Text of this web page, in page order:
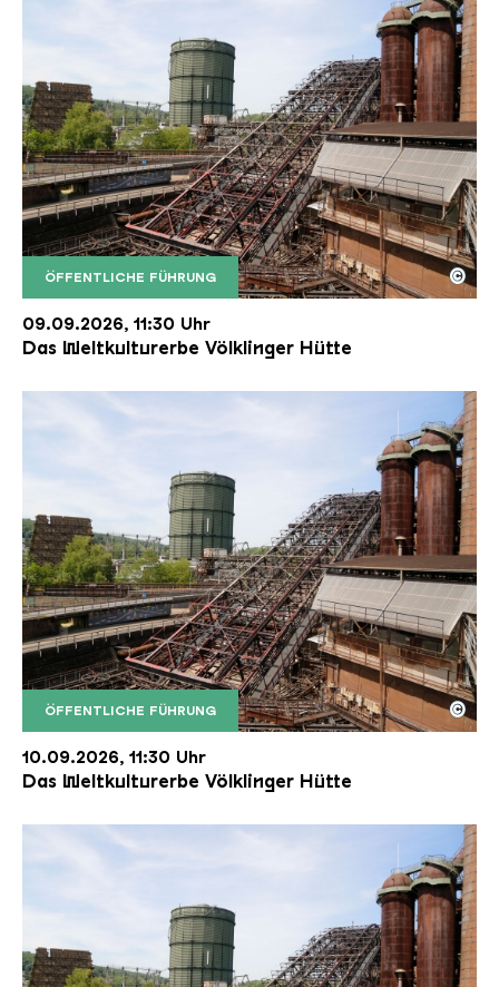
ÖFFENTLICHE FÜHRUNG
Der Erzschrägaufzug der Völklinger Hütte mit
Copyright: Weltkulturerbe Völklinger Hütte | Karl
©
09.09.2026, 11:30 Uhr
Das Weltkulturerbe Völklinger Hütte
ÖFFENTLICHE FÜHRUNG
Der Erzschrägaufzug der Völklinger Hütte mit
Copyright: Weltkulturerbe Völklinger Hütte | Karl
©
10.09.2026, 11:30 Uhr
Das Weltkulturerbe Völklinger Hütte